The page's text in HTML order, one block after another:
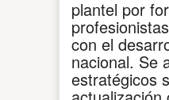
plantel por
con el
nacional. Se
estratégicos